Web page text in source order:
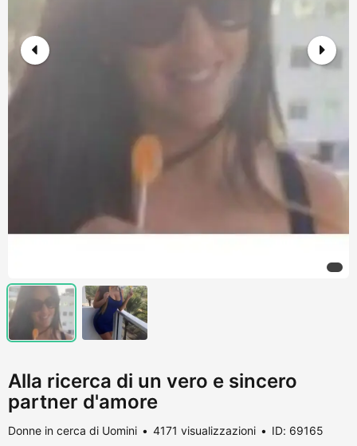
Alla ricerca di un vero e sincero
partner d'amore
Donne in cerca di Uomini 4171 visualizzazioni ID: 69165